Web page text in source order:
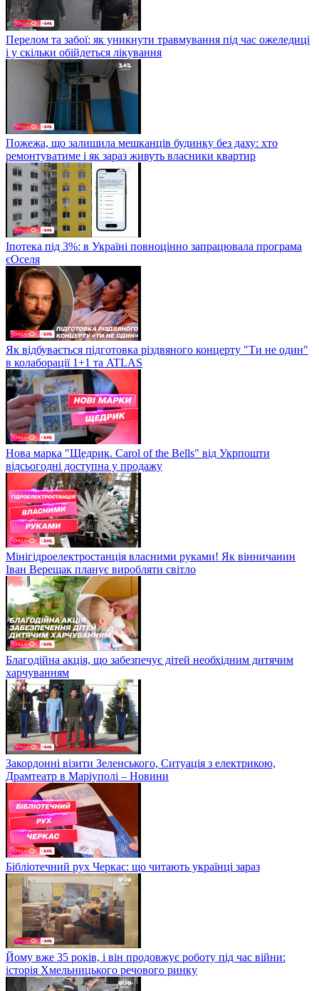
Перелом та забої: як уникнути травмування під час ожеледиці
і у скільки обійдеться лікування
Пожежа, що залишила мешканців будинку без даху: хто
ремонтуватиме і як зараз живуть власники квартир
Іпотека під 3%: в Україні повноцінно запрацювала програма
єОселя
Як відбувається підготовка різдвяного концерту "Ти не один"
в колаборації 1+1 та ATLAS
Нова марка "Щедрик. Carol of the Bells" від Укрпошти
відсьогодні доступна у продажу
Мінігідроелектростанція власними руками! Як вінничанин
Іван Верещак планує виробляти світло
Благодійна акція, що забезпечує дітей необхідним дитячим
харчуванням
Закордонні візити Зеленського, Ситуація з електрикою,
Драмтеатр в Маріуполі – Новини
Бібліотечний рух Черкас: що читають українці зараз
Йому вже 35 років, і він продовжує роботу під час війни:
історія Хмельницького речового ринку